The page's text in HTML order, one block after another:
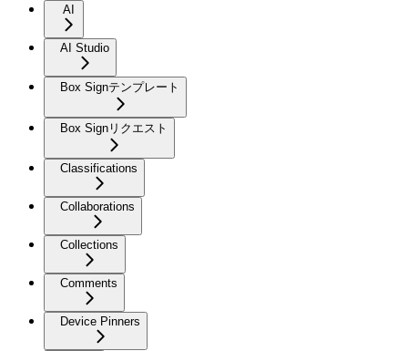
AI
AI Studio
Box Signテンプレート
Box Signリクエスト
Classifications
Collaborations
Collections
Comments
Device Pinners